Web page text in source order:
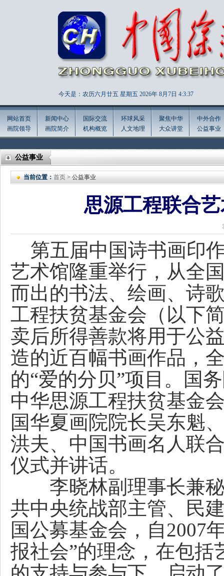
今天是：农历六月廿五 星期五 2026年 8月7日 4:3:39
网站首页
画院领导
新闻中心
画院简介
国际交流
机构概览
环球风采
人文地理
聚焦中华
大众讲堂
中外合作
公益事业
公益事业
当前位置： 首页 > 公益事业
思源工程联合
第五届中国诗书画印
艺术馆隆重举行，从全
而出的书法、绘画、诗
工程扶贫基金会（以下
卖后所得善款将用于公
造的近百幅书画作品，
的“爱的分贝”项目。国
中华思源工程扶贫基金
国华夏画院院长吴东魁
洪夫、中国书画名人联
仪式并讲话。
李晓林副理事长兼秘
共中央统战部主管、民
国公募基金会，自2007
报社会”的理念，在包